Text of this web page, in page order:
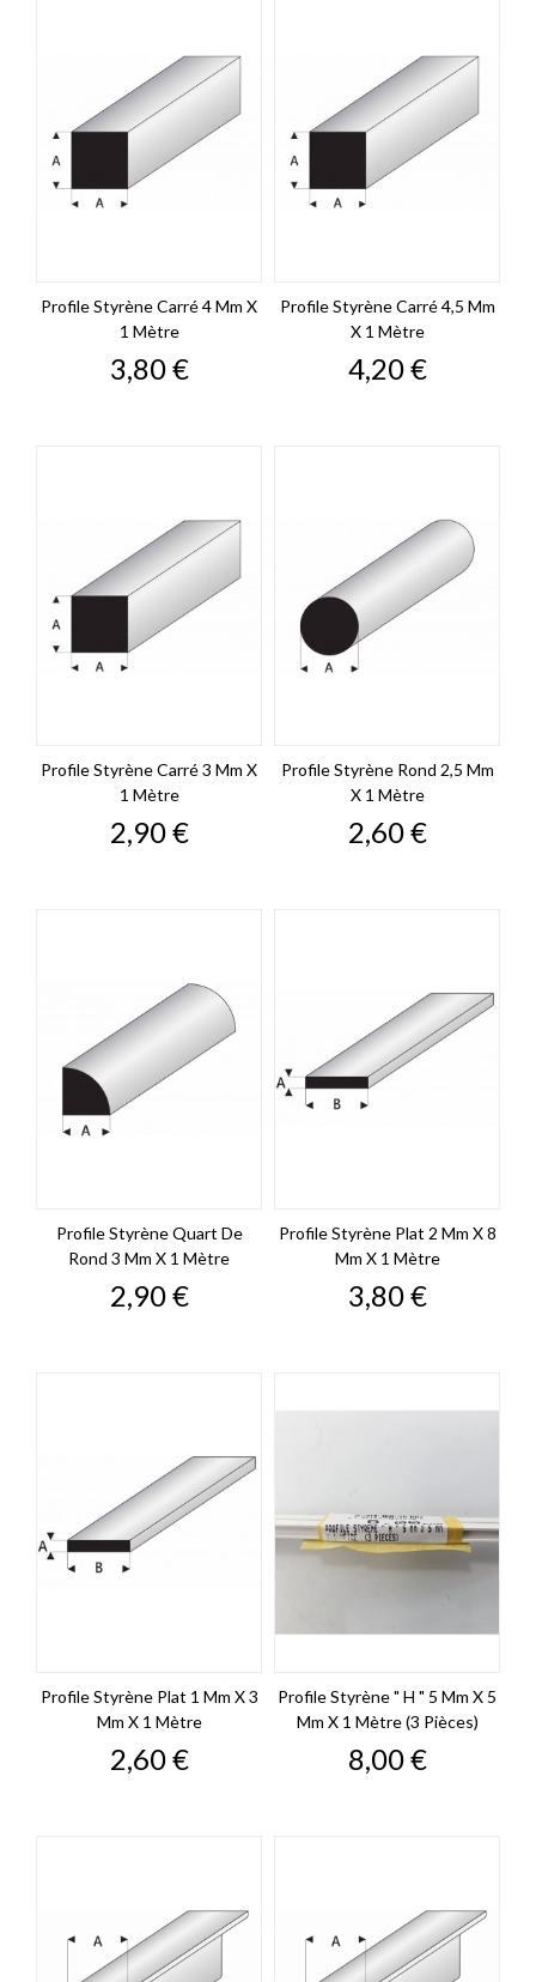
Profile Styrène Carré 4 Mm X
1 Mètre
Prix
3,80 €
Profile Styrène Carré 4,5 Mm
X 1 Mètre
Prix
4,20 €
Profile Styrène Carré 3 Mm X
1 Mètre
Prix
2,90 €
Profile Styrène Rond 2,5 Mm
X 1 Mètre
Prix
2,60 €
Profile Styrène Quart De
Rond 3 Mm X 1 Mètre
Prix
2,90 €
Profile Styrène Plat 2 Mm X 8
Mm X 1 Mètre
Prix
3,80 €
Profile Styrène Plat 1 Mm X 3
Mm X 1 Mètre
Prix
2,60 €
Profile Styrène " H " 5 Mm X 5
Mm X 1 Mètre (3 Pièces)
Prix
8,00 €